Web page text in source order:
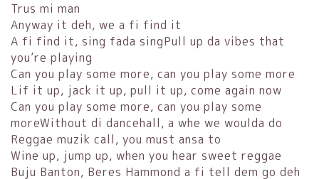
Trus mi man
Anyway it deh, we a fi find it
A fi find it, sing fada singPull up da vibes that
you’re playing
Can you play some more, can you play some more
Lif it up, jack it up, pull it up, come again now
Can you play some more, can you play some
moreWithout di dancehall, a whe we woulda do
Reggae muzik call, you must ansa to
Wine up, jump up, when you hear sweet reggae
Buju Banton, Beres Hammond a fi tell dem go deh